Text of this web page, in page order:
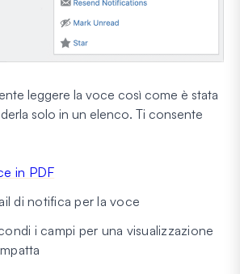
leggere la voce così come è stata
solo in un elenco. Ti consente
in PDF
di notifica per la voce
i campi per una visualizzazione